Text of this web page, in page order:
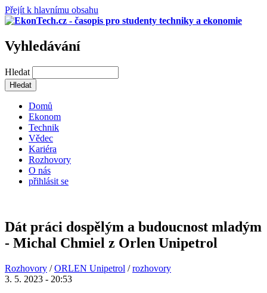
Přejít k hlavnímu obsahu
Vyhledávání
Hledat
Domů
Ekonom
Technik
Vědec
Kariéra
Rozhovory
O nás
přihlásit se
Dát práci dospělým a budoucnost mladým
- Michal Chmiel z Orlen Unipetrol
Rozhovory /ORLEN Unipetrol /rozhovory
3. 5. 2023 - 20:53